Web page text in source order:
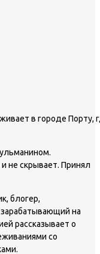
в городе Порту,
не скрывает. Принял
блогер,
на
рассказывает о
со